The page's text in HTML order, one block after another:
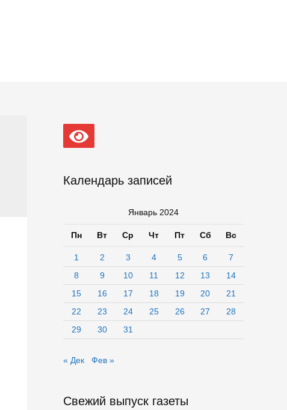
Календарь записей
Январь 2024
Пн Вт Ср Чт Пт Сб Вс
1 2 3 4 5 6
7
8
9 10 11 12 13
14
15
16 17 18 19 20
21
22
23 24 25 26 27
28
29
30 31
« Дек Фев »
Свежий выпуск газеты